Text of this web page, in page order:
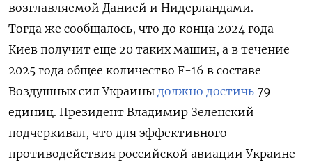
возглавляемой Данией и Нидерландами.
Тогда же сообщалось, что до конца 2024 года
Киев получит еще 20 таких машин, а в течение
2025 года общее количество F-16 в составе
Воздушных сил Украины должно достичь 79
единиц. Президент Владимир Зеленский
подчеркивал, что для эффективного
противодействия российской авиации Украине